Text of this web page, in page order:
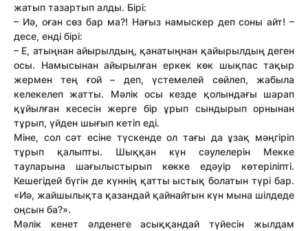
жатып тазартып алды. Бірі:
– Иә, оған сөз бар ма?! Нағыз намыскер деп соны айт! –
десе, енді бірі:
– Е, атыңнан айырылдың, қанатыңнан қайырылдың деген
осы. Намысынан айырылған еркек көк шықпас тақыр
жермен тең ғой – деп, үстемелей сөйлеп, жабыла
келекелеп жатты. Мәлік осы кезде қолындағы шарап
құйылған кесесін жерге бір ұрып сындырып орнынан
тұрып, үйден шығып кетіп еді.
Міне, сол сәт есіне түскенде ол тағы да ұзақ мәңгіріп
тұрып қалыпты. Шыққан күн сәулелерін Мекке
тауларына шағылыстырып көкке едәуір көтеріліпті.
Кешегідей бүгін де күннің қатты ыстық болатын түрі бар.
«Иә, жайшылықта қазандай қайнайтын күн мына шілдеде
оңсын ба?».
Мәлік кенет әлденеге асыққандай түйесін жылдам